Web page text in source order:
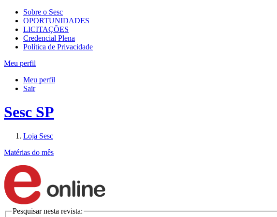
Sobre o Sesc
OPORTUNIDADES
LICITAÇÕES
Credencial Plena
Política de Privacidade
Meu perfil
Meu perfil
Sair
Sesc SP
Loja Sesc
Matérias do mês
Pesquisar nesta revista: